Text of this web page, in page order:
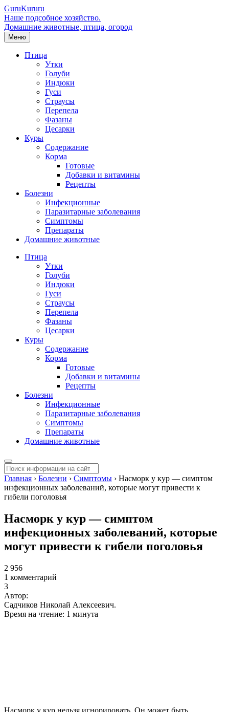
GuruKururu
Наше подсобное хозяйство.
Домашние животные, птица, огород
Меню
Птица
Утки
Голуби
Индюки
Гуси
Страусы
Перепела
Фазаны
Цесарки
Куры
Содержание
Корма
Готовые
Добавки и витамины
Рецепты
Болезни
Инфекционные
Паразитарные заболевания
Симптомы
Препараты
Домашние животные
Птица
Утки
Голуби
Индюки
Гуси
Страусы
Перепела
Фазаны
Цесарки
Куры
Содержание
Корма
Готовые
Добавки и витамины
Рецепты
Болезни
Инфекционные
Паразитарные заболевания
Симптомы
Препараты
Домашние животные
Главная › Болезни › Симптомы › Насморк у кур — симптом
инфекционных заболеваний, которые могут привести к
гибели поголовья
Насморк у кур — симптом
инфекционных заболеваний, которые
могут привести к гибели поголовья
2 956
1 комментарий
3
Автор:
Садчиков Николай Алексеевич.
Время на чтение: 1 минута
Насморк у кур нельзя игнорировать. Он может быть